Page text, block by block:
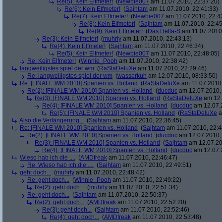
Re(5): Kein Elfmeter! (Newbie007 am 11.07.2010, 22:37:20)
Re(6): Kein Elfmeter! (Sajhtam am 11.07.2010, 22:41:33)
Re(7): Kein Elfmeter! (Newbie007 am 11.07.2010,
Re(8): Kein Elfmeter! (Sajhtam am 11.07.2010,
Re(9): Kein Elfmeter! (Das Hella-S am
Re(3): Kein Elfmeter! (muhrly am 11.07.2010, 22:43:13)
Re(4): Kein Elfmeter! (Sajhtam am 11.07.2010, 22:46:34)
Re(5): Kein Elfmeter! (Newbie007 am 11.07.2010, 22:48:05)
Re: Kein Elfmeter! (Winnie_Pooh am 11.07.2010, 22:38:42)
langweiligstes spiel der wm (RaStaDeluXe am 11.07.2010, 22:29:46)
Re: langweiligstes spiel der wm (wasserkuh am 12.07.2010, 08:33:50)
Re: [FINALE WM 2010] Spanien vs. Holland (RaStaDeluXe am
Re(2): [FINALE WM 2010] Spanien vs. Holland (ducduc am
Re(3): [FINALE WM 2010] Spanien vs. Holland (RaStaDeluXe am
Re(4): [FINALE WM 2010] Spanien vs. Holland (ducduc am
Re(5): [FINALE WM 2010] Spanien vs. Holland (RaStaDeluXe
Also die Verlängerung... (Sajhtam am 11.07.2010, 22:36:45)
Re: [FINALE WM 2010] Spanien vs. Holland (Sajhtam am 11.07.2010,
Re(2): [FINALE WM 2010] Spanien vs. Holland (ducduc am
Re(3): [FINALE WM 2010] Spanien vs. Holland (Sajhtam am
Re(4): [FINALE WM 2010] Spanien vs. Holland (ducduc am
Wieso hab ich die .... (AMDfreak am 11.07.2010, 22:46:47)
Re: Wieso hab ich die .... (Sajhtam am 11.07.2010, 22:49:51)
geht doch... (muhrly am 11.07.2010, 22:48:42)
Re: geht doch... (Winnie_Pooh am 11.07.2010, 22:49:22)
Re(2): geht doch... (muhrly am 11.07.2010, 22:51:34)
Re: geht doch... (Sajhtam am 11.07.2010, 22:50:37)
Re(2): geht doch... (AMDfreak am 11.07.2010, 22:52:20)
Re(3): geht doch... (Sajhtam am 11.07.2010, 22:52:46)
Re(4): geht doch... (AMDfreak am 11.07.2010, 22:53:48)